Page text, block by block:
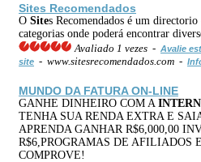
Sites Recomendados
O Sites Recomendados é um directorio
categorias onde poderá encontrar
Avaliado 1 vezes - Avalie
site - www.sitesrecomendados.com -
MUNDO DA FATURA ON-LINE
GANHE DINHEIRO COM A
TENHA SUA RENDA EXTRA E
APRENDA GANHAR R$6,000,00
R$6,PROGRAMAS DE AFILIADOS
COMPROVE!